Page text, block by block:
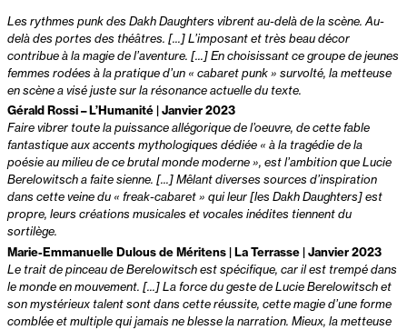
Les rythmes punk des Dakh Daughters vibrent au-delà de la scène. Au-
delà des portes des théâtres. [...] L’imposant et très beau décor
contribue à la magie de l’aventure. [...] En choisissant ce groupe de jeunes
femmes rodées à la pratique d’un « cabaret punk » survolté, la metteuse
en scène a visé juste sur la résonance actuelle du texte.
Gérald Rossi – L’Humanité | Janvier 2023
Faire vibrer toute la puissance allégorique de l’oeuvre, de cette fable
fantastique aux accents mythologiques dédiée « à la tragédie de la
poésie au milieu de ce brutal monde moderne », est l’ambition que Lucie
Berelowitsch a faite sienne. [...] Mêlant diverses sources d’inspiration
dans cette veine du « freak-cabaret » qui leur [les Dakh Daughters] est
propre, leurs créations musicales et vocales inédites tiennent du
sortilège.
Marie-Emmanuelle Dulous de Méritens | La Terrasse | Janvier 2023
Le trait de pinceau de Berelowitsch est spécifique, car il est trempé dans
le monde en mouvement. [...] La force du geste de Lucie Berelowitsch et
son mystérieux talent sont dans cette réussite, cette magie d’une forme
comblée et multiple qui jamais ne blesse la narration. Mieux, la metteuse